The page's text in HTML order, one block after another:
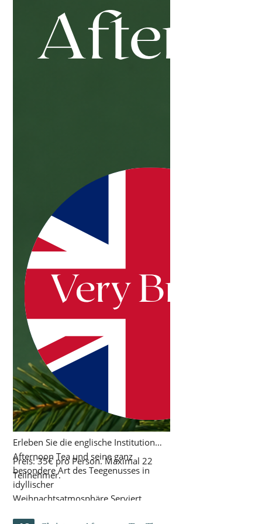
Erleben Sie die englische Institution
Afternoon Tea und seine ganz
besondere Art des Teegenusses in
idyllischer
Weihnachtsatmosphäre.Serviert
Preis: 35€ pro Person. Maximal 22
Teilnehmer.